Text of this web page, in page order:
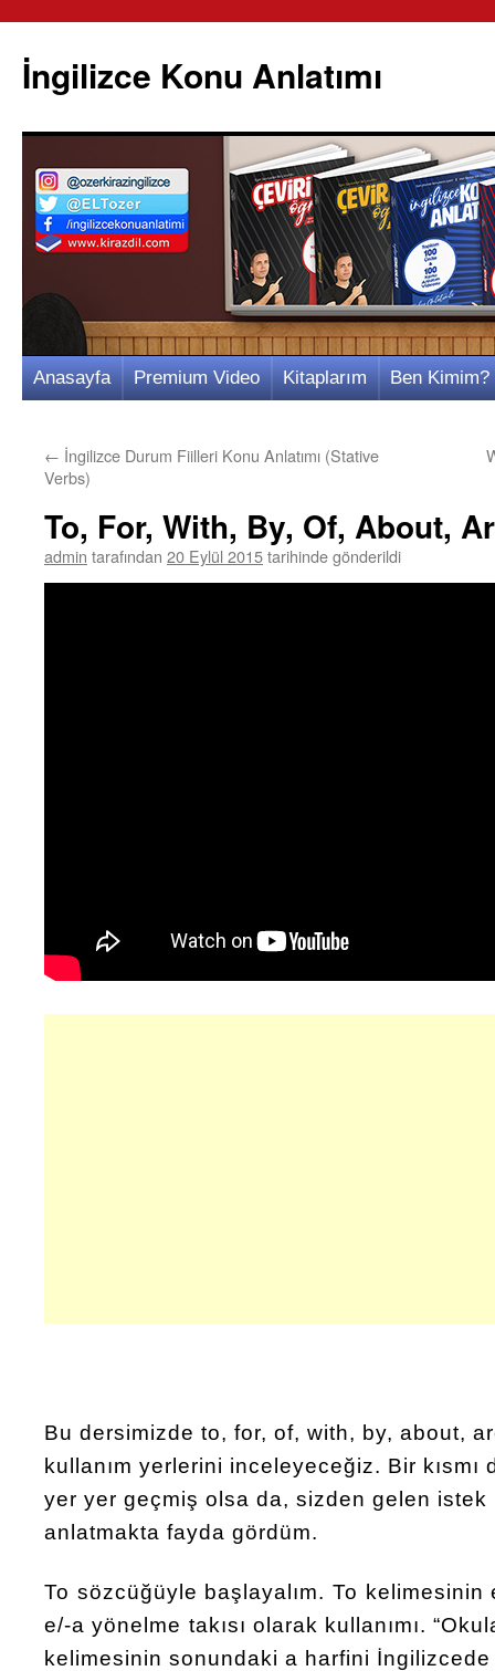
İngilizce Konu Anlatımı
İçeriğe
Anasayfa Premium Video Kitaplarım Ben Kimim?
← İngilizce Durum Fiilleri Konu Anlatımı (Stative
Verbs)
To, For, With, By, Of, About,
admin tarafından 20 Eylül 2015tarihinde gönderildi
Bu dersimizde to, for, of, with, by, about,
kullanım yerlerini inceleyeceğiz. Bir
yer yer geçmiş olsa da, sizden gelen
anlatmakta fayda gördüm.
To sözcüğüyle başlayalım. To kelimesinin
e/-a yönelme takısı olarak kullanımı.
kelimesinin sonundaki a harfini İngilizcede